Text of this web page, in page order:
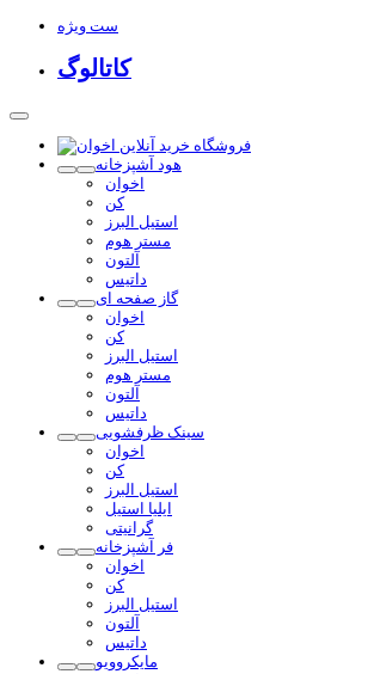
ست ویژه
کاتالوگ
هود آشپزخانه
اخوان
کن
استیل البرز
مستر هوم
آلتون
داتیس
گاز صفحه ای
اخوان
کن
استیل البرز
مستر هوم
آلتون
داتیس
سینک ظرفشویی
اخوان
کن
استیل البرز
ایلیا استیل
گرانیتی
فر آشپزخانه
اخوان
کن
استیل البرز
آلتون
داتیس
مایکروویو